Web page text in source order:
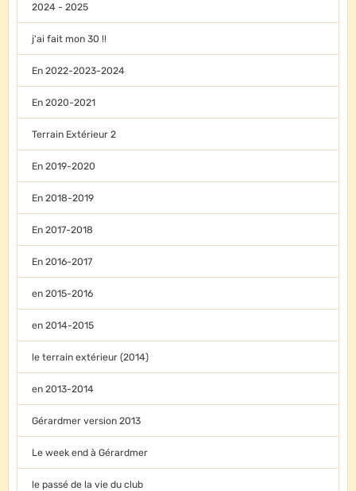
2024 - 2025
j'ai fait mon 30 !!
En 2022-2023-2024
En 2020-2021
Terrain Extérieur 2
En 2019-2020
En 2018-2019
En 2017-2018
En 2016-2017
en 2015-2016
en 2014-2015
le terrain extérieur (2014)
en 2013-2014
Gérardmer version 2013
Le week end à Gérardmer
le passé de la vie du club